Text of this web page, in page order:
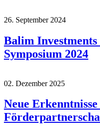
26. September 2024
Balim Investments
Symposium 2024
02. Dezember 2025
Neue Erkenntnisse